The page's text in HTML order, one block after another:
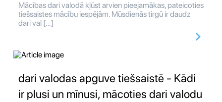
Mācības dari valodā kļūst arvien pieejamākas, pateicoties
tiešsaistes mācību iespējām. Mūsdienās tirgū ir daudz
dari val […]
dari valodas apguve tiešsaistē - Kādi
ir plusi un mīnusi, mācoties dari valodu